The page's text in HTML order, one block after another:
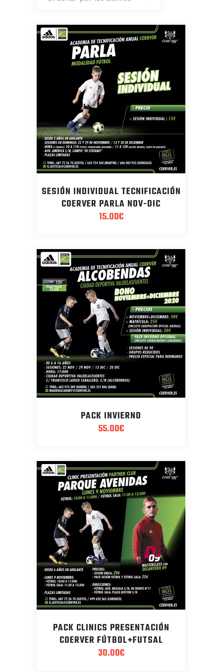
últimos
SESIÓN INDIVIDUAL TECNIFICACIÓN
COERVER PARLA NOV-DIC
15.00€
PACK INVIERNO
55.00€
PACK CLINICS PRESENTACIÓN
COERVER FÚTBOL+FUTSAL
30.00€